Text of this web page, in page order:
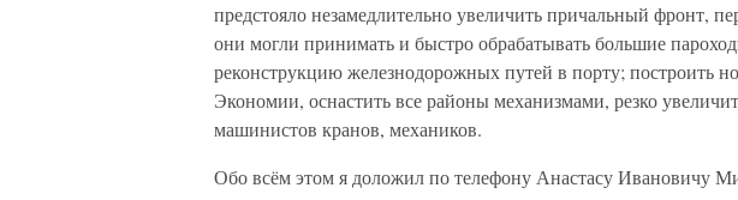
предстояло незамедлительно увеличить причальный фронт,
они могли принимать и быстро обрабатывать большие
реконструкцию железнодорожных путей в порту; построить
Экономии, оснастить все районы механизмами, резко
машинистов кранов, механиков.
Обо всём этом я доложил по телефону Анастасу Ивановичу